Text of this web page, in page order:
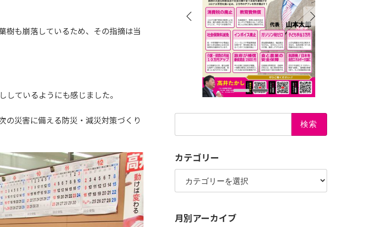
樹も崩落しているため、その指摘は当
しているようにも感じました。
の災害に備える防災・減災対策づくり
カテゴリー
カ
ゴ
ー
月別アーカイブ